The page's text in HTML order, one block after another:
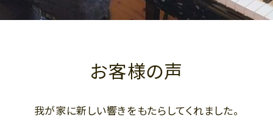
お客様の声
我が家に新しい響きをもたらしてくれました。